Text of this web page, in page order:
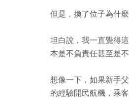
但是，換了位子為什
坦白說，我一直覺得
本是不負責任甚至是
想像一下，如果新手
的經驗開民航機，乘